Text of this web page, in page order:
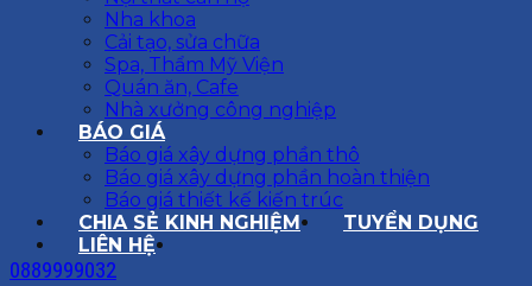
Nha khoa
Cải tạo, sửa chữa
Spa, Thẩm Mỹ Viện
Quán ăn, Cafe
Nhà xưởng công nghiệp
BÁO GIÁ
Báo giá xây dựng phần thô
Báo giá xây dựng phần hoàn thiện
Báo giá thiết kế kiến trúc
CHIA SẺ KINH NGHIỆM
TUYỂN DỤNG
LIÊN HỆ
0889999032